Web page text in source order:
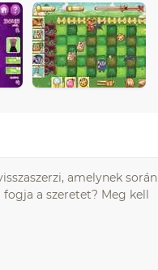
amelynek során
a szeretet? Meg kell